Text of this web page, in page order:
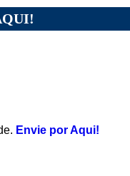
Envie por Aqui!